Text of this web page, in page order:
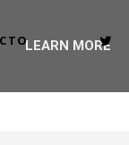
LEARN MORE